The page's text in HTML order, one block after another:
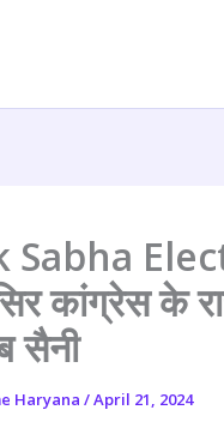
Sabha
कांग्रेस के
सैनी
Haryana /April 21, 2024